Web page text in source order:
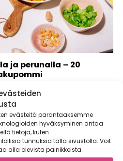
evästeitä parantaaksemme
hyväksyminen antaa
tietoja, kuten
tunnuksia tällä sivustolla. Voit
alla olevista painikkeista.
ja perunalla – 20
Pikaruokaa perunasta – tämän
Rooty Wokkiperuna!...